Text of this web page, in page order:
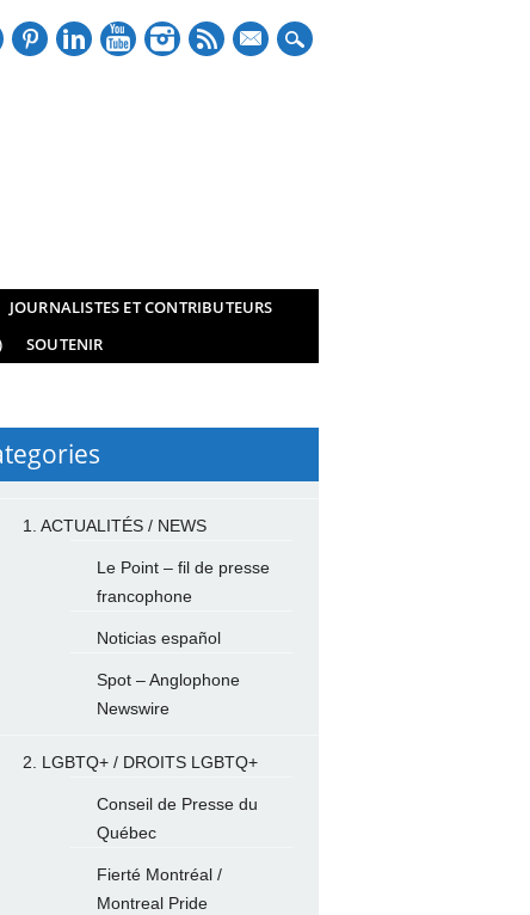
mail
JOURNALISTES ET CONTRIBUTEURS
SOUTENIR
1. ACTUALITÉS / NEWS
Le Point – fil de presse
francophone
Noticias español
Spot – Anglophone
Newswire
2. LGBTQ+ / DROITS LGBTQ+
Conseil de Presse du
Québec
Fierté Montréal /
Montreal Pride